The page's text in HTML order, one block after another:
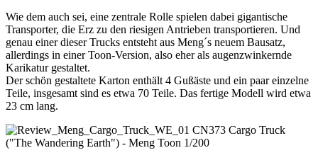
Wie dem auch sei, eine zentrale Rolle spielen dabei gigantische
Transporter, die Erz zu den riesigen Antrieben transportieren. Und
genau einer dieser Trucks entsteht aus Meng´s neuem Bausatz,
allerdings in einer Toon-Version, also eher als augenzwinkernde
Karikatur gestaltet.
Der schön gestaltete Karton enthält 4 Gußäste und ein paar einzelne
Teile, insgesamt sind es etwa 70 Teile. Das fertige Modell wird etwa
23 cm lang.